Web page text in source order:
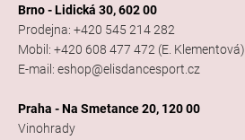
Brno - Lidická 30, 602 00
Prodejna: +420 545 214 282
Mobil: +420 608 477 472 (E. Klementová)
E-mail: eshop@elisdancesport.cz
Praha - Na Smetance 20, 120 00
Vinohrady